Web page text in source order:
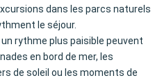
dans les parcs naturels
le séjour.
rythme plus paisible peuvent
en bord de mer, les
de soleil ou les moments de